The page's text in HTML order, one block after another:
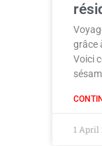
grâce
Voici
1 April